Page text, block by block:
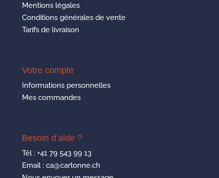
Mentions légales
Conditions générales de vente
Tarifs de livraison
Votre compte
Informations personnelles
Mes commandes
Besoin d’aide ?
Tél : +41 79 543 99 13
Email : ca@cartonne.ch